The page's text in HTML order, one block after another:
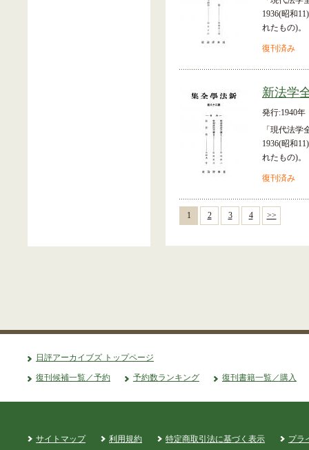
1936(昭和
れたもの)。
復刊済み
新法学
発行:1940年
「現代法
1936(昭和
れたもの)。
復刊済み
1 2 3 4 >>
日評アーカイブズ トップページ
復刊候補一覧／予約 予約数ランキング 復刊書籍一覧／購入
サイトマップ 利用規約 特定商取引法に基づく表示 プラ